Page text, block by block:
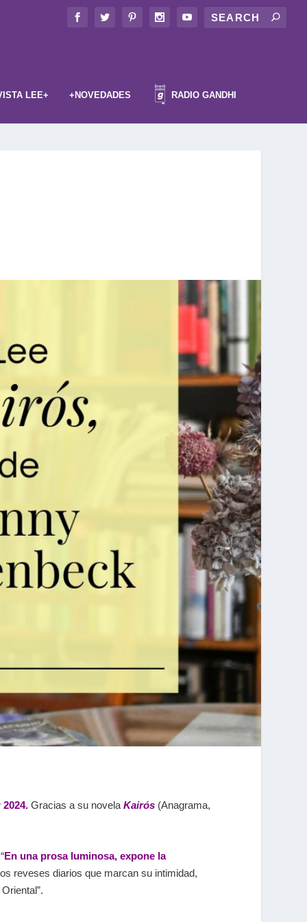
LEE+ +NOVEDADES RADIO GANDHI
Gracias a su novela Kairós (Anagrama,
En una prosa luminosa, expone la
reveses diarios que marcan su intimidad,